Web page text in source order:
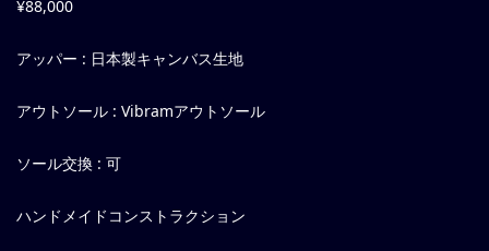
¥88,000
アッパー : 日本製キャンバス生地
アウトソール : Vibramアウトソール
ソール交換 : 可
ハンドメイドコンストラクション